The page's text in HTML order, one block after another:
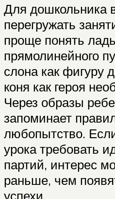
Для дошкольника
перегружать
проще понять
прямолинейного
слона как фигуру
коня как героя
Через образы
запоминает
любопытство.
урока требовать
партий, интерес
раньше, чем
успехи.